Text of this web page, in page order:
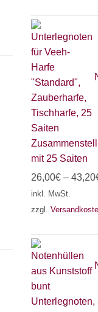
mit 25 Saiten
26,00€ – 43,20
inkl. MwSt.
zzgl.
Unterlegnoten,